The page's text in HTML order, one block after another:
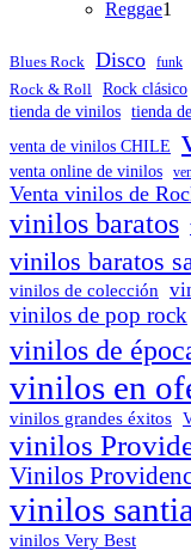
Reggae1
Blues Rock Disco funk
Rock & Roll Rock clásico
tienda de vinilos tienda
venta de vinilos CHILE
venta online de vinilos
Venta vinilos de
vinilos baratos
vinilos baratos
vinilos de colección
vinilos de pop rock
vinilos de
vinilos en
vinilos grandes éxitos
vinilos
Vinilos
vinilos
vinilos Very Best